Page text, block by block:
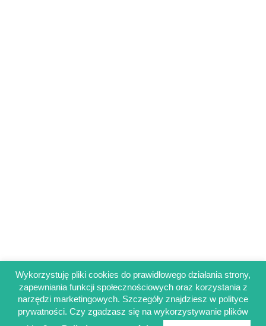
Regulamin sklepu
Polityka prywatności
Obowiązek informacyjny RODO
Wykorzystuję pliki cookies do prawidłowego działania strony,
zapewniania funkcji społecznościowych oraz korzystania z
narzędzi marketingowych. Szczegóły znajdziesz w polityce
prywatności. Czy zgadzasz się na wykorzystywanie plików